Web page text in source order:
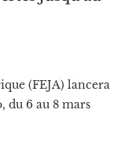
(FEJA) lancera
du 6 au 8 mars